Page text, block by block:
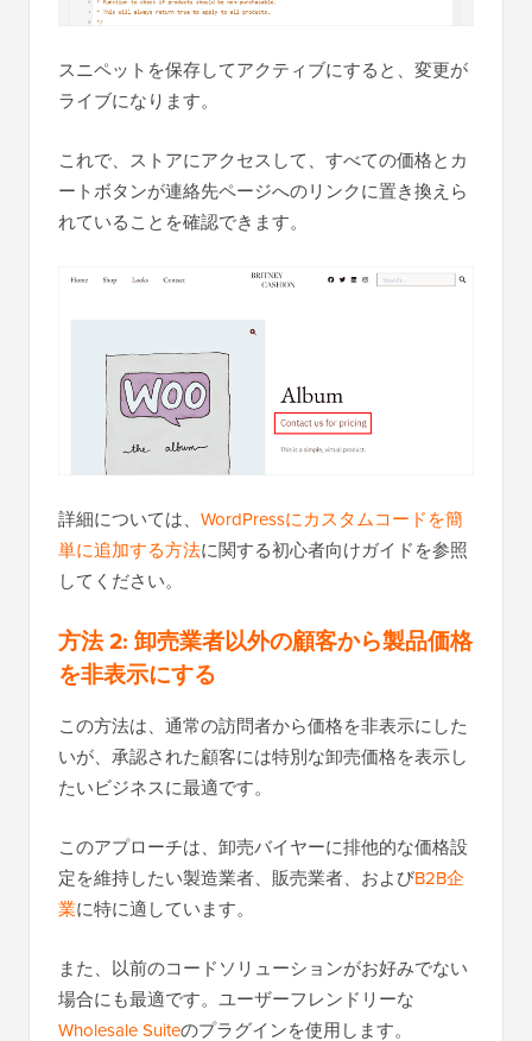
スニペットを保存してアクティブにすると、変更が
ライブになります。
これで、ストアにアクセスして、すべての価格とカ
ートボタンが連絡先ページへのリンクに置き換えら
れていることを確認できます。
詳細については、 WordPressにカスタムコードを簡
単に追加する方法に関する初心者向けガイドを参照
してください。
方法 2: 卸売業者以外の顧客から製品価格
を非表示にする
この方法は、通常の訪問者から価格を非表示にした
いが、承認された顧客には特別な卸売価格を表示し
たいビジネスに最適です。
このアプローチは、卸売バイヤーに排他的な価格設
定を維持したい製造業者、販売業者、およびB2B企
業に特に適しています。
また、以前のコードソリューションがお好みでない
場合にも最適です。ユーザーフレンドリーな
Wholesale Suiteのプラグインを使用します。